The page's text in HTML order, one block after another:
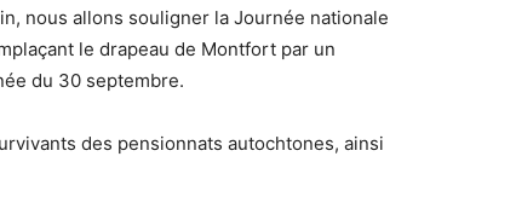
nous allons souligner la Journée nationale
le drapeau de Montfort par un
du 30 septembre.
des pensionnats autochtones, ainsi